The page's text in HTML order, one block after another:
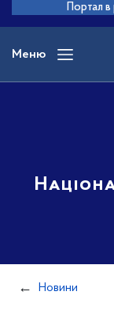
основного
вмісту
Портал в
Меню
Новини